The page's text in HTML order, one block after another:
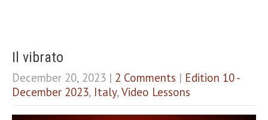
Il vibrato
December 20, 2023 | 2 Comments | Edition 10 -
December 2023, Italy, Video Lessons